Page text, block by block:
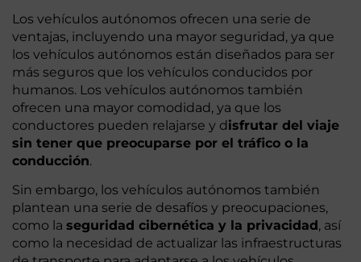
Los vehículos autónomos ofrecen una serie de
ventajas, incluyendo una mayor seguridad, ya que
los vehículos autónomos están diseñados para ser
más seguros que los vehículos conducidos por
humanos. Los vehículos autónomos también
ofrecen una mayor comodidad, ya que los
conductores pueden relajarse y d isfrutar del viaje
sin tener que preocuparse por el tráfico o la
conducción.
Sin embargo, los vehículos autónomos también
plantean una serie de desafíos y preocupaciones,
como la seguridad cibernética y la privacidad , así
como la necesidad de actualizar las infraestructuras